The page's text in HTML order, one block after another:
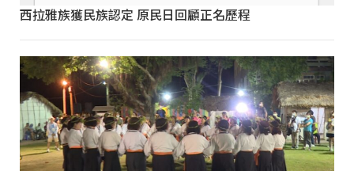
西拉雅族獲民族認定 原民日回顧正名歷程